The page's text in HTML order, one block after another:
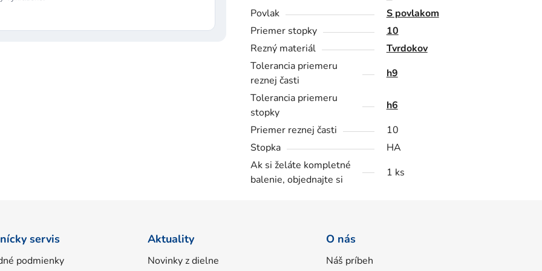
Povlak
S povlakom
Priemer stopky
10
Rezný materiál
Tvrdokov
Tolerancia priemeru
reznej časti
h9
Tolerancia priemeru
stopky
h6
Priemer reznej časti
10
Stopka
HA
Ak si želáte kompletné
balenie, objednajte si
1 ks
servis
podmienky
Aktuality
Novinky z dielne
O nás
Náš príbeh